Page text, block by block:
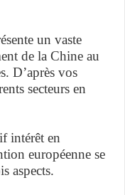
un vaste
de la Chine au
D’après vos
secteurs en
intérêt en
européenne se
aspects.